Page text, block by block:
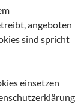
angeboten
sind spricht
einsetzen